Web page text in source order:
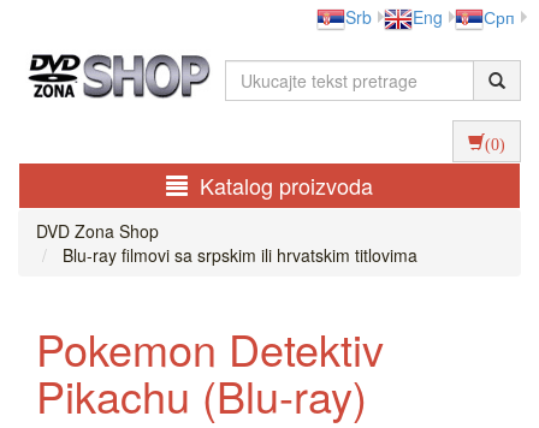
Srb Eng Срп
(0)
Katalog proizvoda
DVD Zona Shop
Blu-ray filmovi sa srpskim ili hrvatskim titlovima
Pokemon Detektiv
Pikachu (Blu-ray)